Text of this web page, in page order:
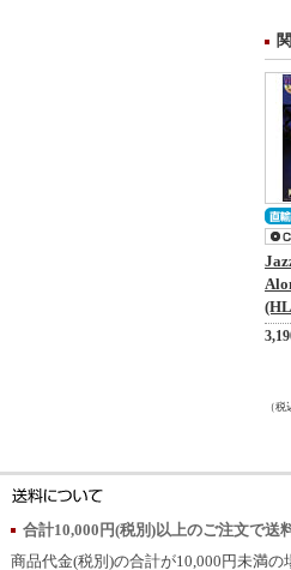
（税
合計10,000円(税別)以上のご注文で送
商品代金(税別)の合計が10,000円未満の